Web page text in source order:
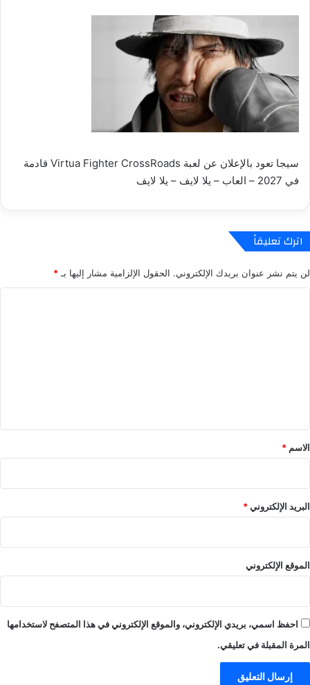
سيجا تعود بالإعلان عن لعبة Virtua Fighter CrossRoads قادمة
في 2027 – العاب – يلا لايف – يلا لايف
اترك تعليقاً
لن يتم نشر عنوان بريدك الإلكتروني. الحقول الإلزامية مشار إليها بـ *
*
الاسم *
البريد الإلكتروني*
الموقع الإلكتروني
احفظ اسمي، بريدي الإلكتروني، والموقع الإلكتروني في هذا المتصفح لاستخدامها
المرة المقبلة في تعليقي.